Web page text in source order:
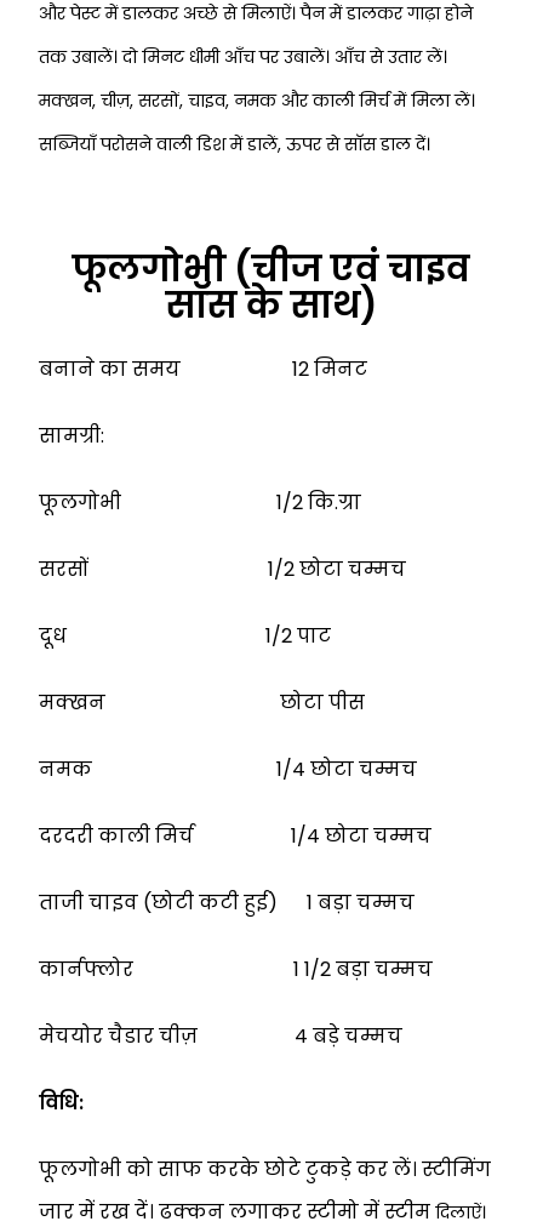
और पेस्ट मेंडालकर अच्छे से मिलाऐं। पैन में डालकर गाढ़ा होने
तक उबालें। दो मिनट धीमी आँच पर उबालें। आँच से उतार लें।
मक्खन, चीज़, सरसों, चाइव, नमक और काली मिर्च में मिला लें।
सब्जियाँपरोसने वाली डिश में डालें, ऊपर से साॅस डाल दें।
फूलगोभी (चीज एवं चाइव
साॅस के साथ)
बनाने का समय 12 मिनट
सामग्री:
फूलगोभी 1/2 कि.ग्रा
सरसों 1/2 छोटा चम्मच
दूध 1/2 पाट
मक्खन छोटा पीस
नमक 1/4 छोटा चम्मच
दरदरी काली मिर्च 1/4 छोटा चम्मच
ताजी चाइव (छोटी कटी हुई) 1 बड़ा चम्मच
कार्नफ्लोर 1 1/2 बड़ा चम्मच
मेचयोर चैडार चीज़ 4 बड़े चम्मच
विधि:
फूलगोभी को साफ करके छोटे टुकड़े कर लें। स्टीमिंग
जार में रख दें। ढक्कन लगाकर स्टीमो में स्टीमदिलाऐं।